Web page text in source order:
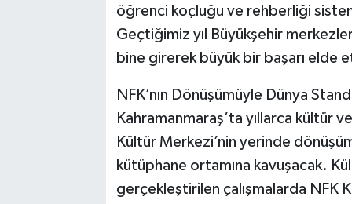
öğrenci koçluğu ve rehberliği
Geçtiğimiz yıl Büyükşehir
bine girerek büyük bir başarı elde
NFK’nın Dönüşümüyle Dünya
Kahramanmaraş’ta yıllarca kültür
Kültür Merkezi’nin yerinde
kütüphane ortamına kavuşacak.
gerçekleştirilen çalışmalarda NFK